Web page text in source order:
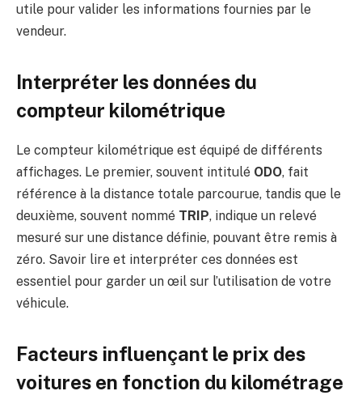
utile pour valider les informations fournies par le
vendeur.
Interpréter les données du
compteur kilométrique
Le compteur kilométrique est équipé de différents
affichages. Le premier, souvent intitulé ODO, fait
référence à la distance totale parcourue, tandis que le
deuxième, souvent nommé TRIP, indique un relevé
mesuré sur une distance définie, pouvant être remis à
zéro. Savoir lire et interpréter ces données est
essentiel pour garder un œil sur l’utilisation de votre
véhicule.
Facteurs influençant le prix des
voitures en fonction du kilométrage